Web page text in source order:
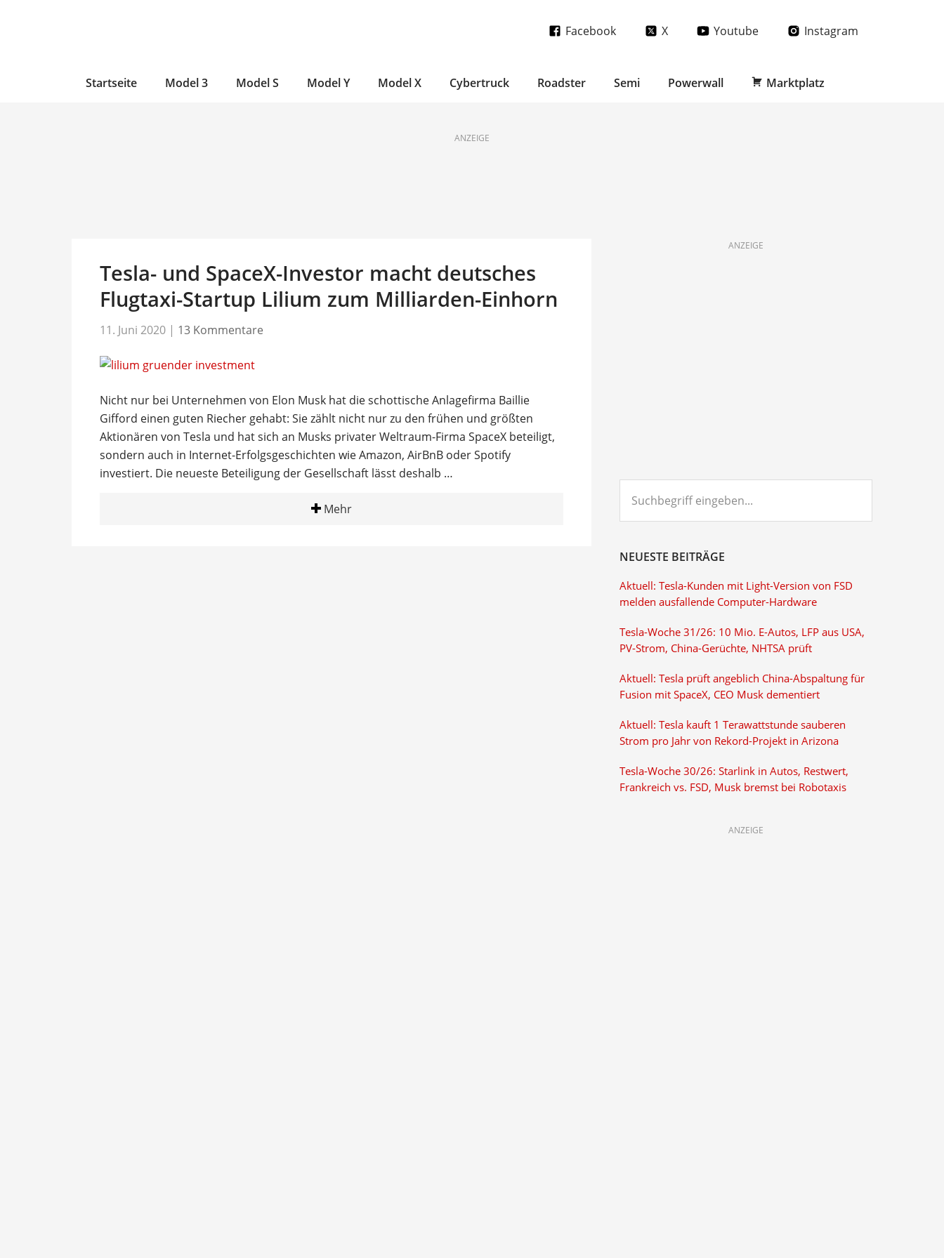
Facebook X Youtube Instagram
Startseite Model 3 Model S Model Y Model X Cybertruck Roadster Semi Powerwall Marktplatz
ANZEIGE
Tesla- und SpaceX-Investor macht deutsches
Flugtaxi-Startup Lilium zum Milliarden-Einhorn
11. Juni 2020 | 13 Kommentare
Nicht nur bei Unternehmen von Elon Musk hat die schottische Anlagefirma Baillie
Gifford einen guten Riecher gehabt: Sie zählt nicht nur zu den frühen und größten
Aktionären von Tesla und hat sich an Musks privater Weltraum-Firma SpaceX beteiligt,
sondern auch in Internet-Erfolgsgeschichten wie Amazon, AirBnB oder Spotify
investiert. Die neueste Beteiligung der Gesellschaft lässt deshalb …
Mehr
ANZEIGE
eingeben...
NEUESTE BEITRÄGE
Aktuell: Tesla-Kunden mit Light-Version von FSD
melden ausfallende Computer-Hardware
Tesla-Woche 31/26: 10 Mio. E-Autos, LFP aus USA,
PV-Strom, China-Gerüchte, NHTSA prüft
Aktuell: Tesla prüft angeblich China-Abspaltung für
Fusion mit SpaceX, CEO Musk dementiert
Aktuell: Tesla kauft 1 Terawattstunde sauberen
Strom pro Jahr von Rekord-Projekt in Arizona
Tesla-Woche 30/26: Starlink in Autos, Restwert,
Frankreich vs. FSD, Musk bremst bei Robotaxis
ANZEIGE